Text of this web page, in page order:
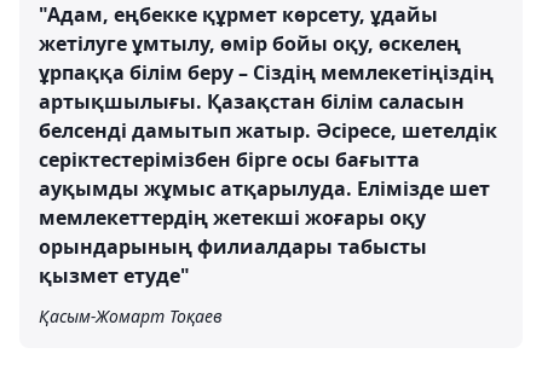
"Адам, еңбекке құрмет көрсету, ұдайы
жетілуге ұмтылу, өмір бойы оқу, өскелең
ұрпаққа білім беру – Сіздің мемлекетіңіздің
артықшылығы. Қазақстан білім саласын
белсенді дамытып жатыр. Әсіресе, шетелдік
серіктестерімізбен бірге осы бағытта
ауқымды жұмыс атқарылуда. Елімізде шет
мемлекеттердің жетекші жоғары оқу
орындарының филиалдары табысты
қызмет етуде"
Қасым-Жомарт Тоқаев